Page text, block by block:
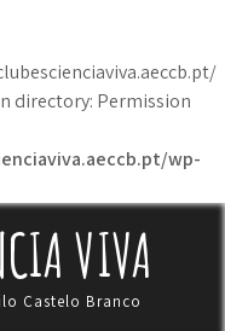
directory: Permission
wp-
VIVA
Castelo Branco